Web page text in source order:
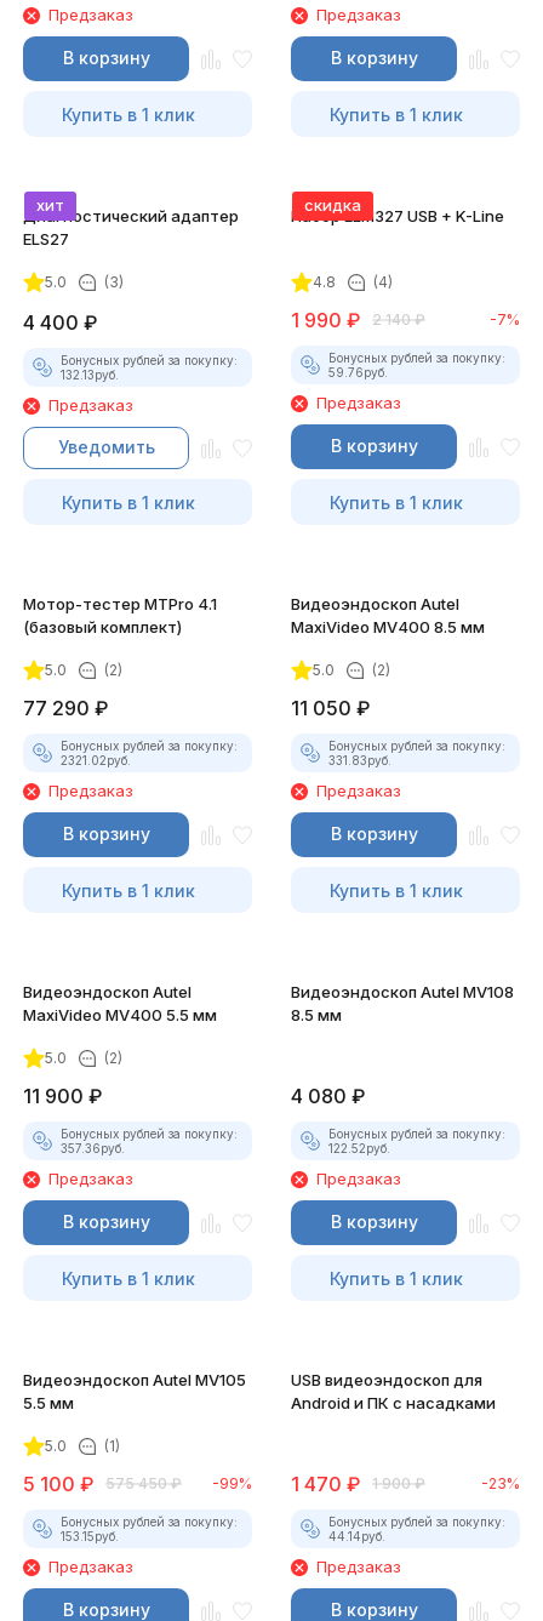
Предзаказ
В корзину
Купить в 1 клик
Предзаказ
В корзину
Купить в 1 клик
хит
Диагностический адаптер
ELS27
5.0 (3)
4 400 ₽
Бонусных рублей за покупку:
132.13руб.
Предзаказ
Уведомить
Купить в 1 клик
скидка
Набор ELM327 USB + K-Line
4.8 (4)
1 990 ₽ 2 140 ₽ -7%
Бонусных рублей за покупку:
59.76руб.
Предзаказ
В корзину
Купить в 1 клик
Мотор-тестер MTPro 4.1
(базовый комплект)
5.0 (2)
77 290 ₽
Бонусных рублей за покупку:
2321.02руб.
Предзаказ
В корзину
Купить в 1 клик
Видеоэндоскоп Autel
MaxiVideo MV400 8.5 мм
5.0 (2)
11 050 ₽
Бонусных рублей за покупку:
331.83руб.
Предзаказ
В корзину
Купить в 1 клик
Видеоэндоскоп Autel
MaxiVideo MV400 5.5 мм
5.0 (2)
11 900 ₽
Бонусных рублей за покупку:
357.36руб.
Предзаказ
В корзину
Купить в 1 клик
Видеоэндоскоп Autel MV108
8.5 мм
4 080 ₽
Бонусных рублей за покупку:
122.52руб.
Предзаказ
В корзину
Купить в 1 клик
Видеоэндоскоп Autel MV105
5.5 мм
5.0 (1)
5 100 ₽ 575 450 ₽ -99%
Бонусных рублей за покупку:
153.15руб.
Предзаказ
В корзину
USB видеоэндоскоп для
Android и ПК с насадками
1 470 ₽ 1 900 ₽ -23%
Бонусных рублей за покупку:
44.14руб.
Предзаказ
В корзину